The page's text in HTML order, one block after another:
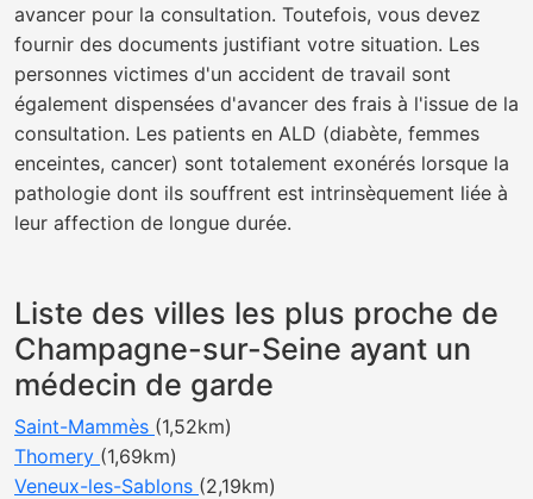
avancer pour la consultation. Toutefois, vous devez
fournir des documents justifiant votre situation. Les
personnes victimes d'un accident de travail sont
également dispensées d'avancer des frais à l'issue de la
consultation. Les patients en ALD (diabète, femmes
enceintes, cancer) sont totalement exonérés lorsque la
pathologie dont ils souffrent est intrinsèquement liée à
leur affection de longue durée.
Liste des villes les plus proche de
Champagne-sur-Seine ayant un
médecin de garde
Saint-Mammès (1,52km)
Thomery (1,69km)
Veneux-les-Sablons (2,19km)